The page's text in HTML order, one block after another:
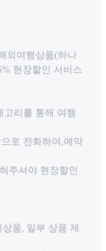
외여행상품(하나
현장할인 서비스
고리를 통해 여행
로 전화하여,예약
주셔야 현장할인
품, 일부 상품 제